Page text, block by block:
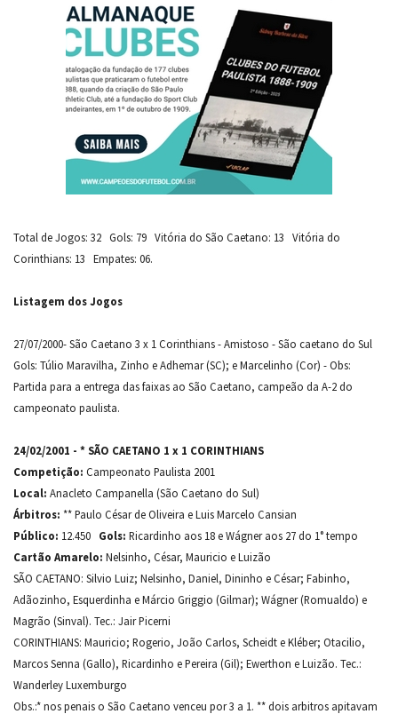
Total de Jogos: 32 Gols: 79 Vitória do São Caetano: 13 Vitória do
Corinthians: 13 Empates: 06.
Listagem dos Jogos
27/07/2000- São Caetano 3 x 1 Corinthians - Amistoso - São caetano do Sul
Gols: Túlio Maravilha, Zinho e Adhemar (SC); e Marcelinho (Cor) - Obs:
Partida para a entrega das faixas ao São Caetano, campeão da A-2 do
campeonato paulista.
24/02/2001 - * SÃO CAETANO 1 x 1 CORINTHIANS
Competição: Campeonato Paulista 2001
Local: Anacleto Campanella (São Caetano do Sul)
Árbitros: ** Paulo César de Oliveira e Luis Marcelo Cansian
Público: 12.450 Gols: Ricardinho aos 18 e Wágner aos 27 do 1° tempo
Cartão Amarelo: Nelsinho, César, Mauricio e Luizão
SÃO CAETANO: Silvio Luiz; Nelsinho, Daniel, Dininho e César; Fabinho,
Adãozinho, Esquerdinha e Márcio Griggio (Gilmar); Wágner (Romualdo) e
Magrão (Sinval). Tec.: Jair Picerni
CORINTHIANS: Mauricio; Rogerio, João Carlos, Scheidt e Kléber; Otacilio,
Marcos Senna (Gallo), Ricardinho e Pereira (Gil); Ewerthon e Luizão. Tec.:
Wanderley Luxemburgo
Obs.:* nos penais o São Caetano venceu por 3 a 1. ** dois arbitros apitavam